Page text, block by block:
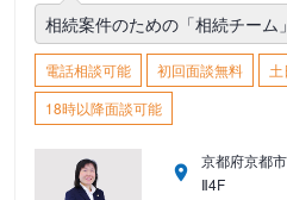
相続案件のための「相続チーム
電話相談可能 初回面談無料
18時以降面談可能
京都府京都
Ⅱ4F